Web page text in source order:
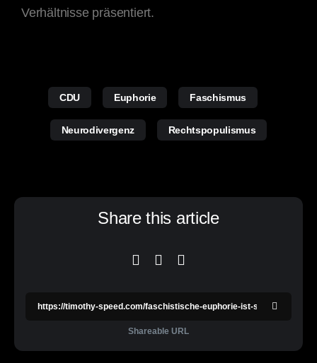
Verhältnisse präsentiert.
CDU Euphorie Faschismus
Neurodivergenz Rechtspopulismus
Share this article
Shareable URL